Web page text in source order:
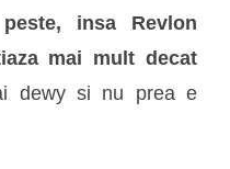
insa Revlon
mai mult decat
dewy si nu prea e